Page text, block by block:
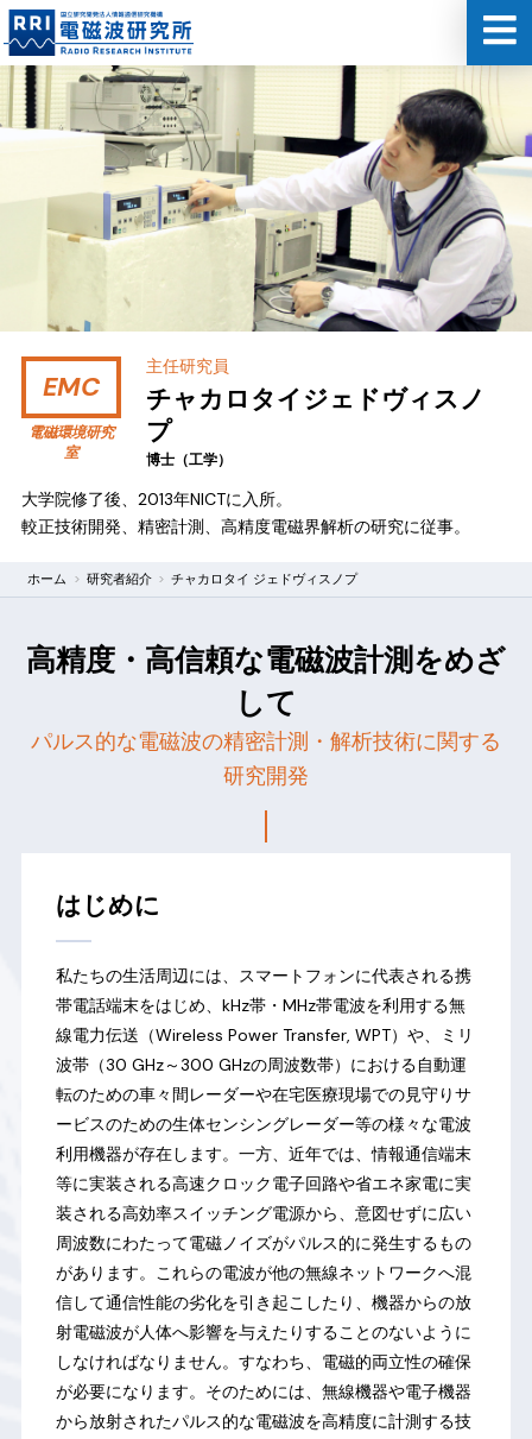
EMC
電磁環境研究
室
主任研究員
チャカロタイジェドヴィスノ
プ
博士（工学）
大学院修了後、2013年NICTに入所。
較正技術開発、精密計測、高精度電磁界解析の研究に従事。
ホーム 研究者紹介 チャカロタイ ジェドヴィスノプ
高精度・高信頼な電磁波計測をめざ
して
パルス的な電磁波の精密計測・解析技術に関する
研究開発
はじめに
私たちの生活周辺には、スマートフォンに代表される携
帯電話端末をはじめ、kHz帯・MHz帯電波を利用する無
線電力伝送（Wireless Power Transfer, WPT）や、ミリ
波帯（30 GHz～300 GHzの周波数帯）における自動運
転のための車々間レーダーや在宅医療現場での見守りサ
ービスのための生体センシングレーダー等の様々な電波
利用機器が存在します。一方、近年では、情報通信端末
等に実装される高速クロック電子回路や省エネ家電に実
装される高効率スイッチング電源から、意図せずに広い
周波数にわたって電磁ノイズがパルス的に発生するもの
があります。これらの電波が他の無線ネットワークへ混
信して通信性能の劣化を引き起こしたり、機器からの放
射電磁波が人体へ影響を与えたりすることのないように
しなければなりません。すなわち、電磁的両立性の確保
が必要になります。そのためには、無線機器や電子機器
から放射されたパルス的な電磁波を高精度に計測する技